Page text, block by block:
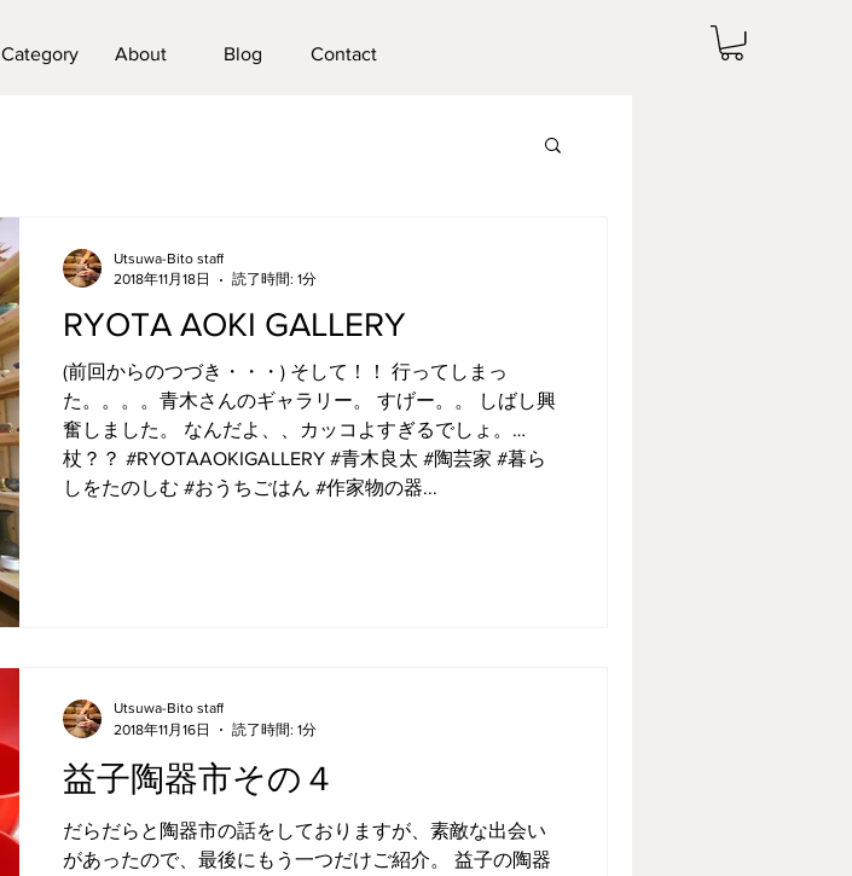
Category About Blog Contact
RYOTA AOKI GALLERY
(前回からのつづき・・・) そして！！ 行ってしまっ
た。。。。青木さんのギャラリー。 すげー。。 しばし興
奮しました。 なんだよ、、カッコよすぎるでしょ。
杖？？ #RYOTAAOKIGALLERY #青木良太 #陶芸家 #暮ら
しをたのしむ #おうちごはん #作家物の器...
Utsuwa-Bito staff
2018年11月18日
読了時間: 1分
益子陶器市その４
だらだらと陶器市の話をしておりますが、素敵な出会い
があったので、最後にもう一つだけご紹介。 益子の陶器
Utsuwa-Bito staff
2018年11月16日
読了時間: 1分